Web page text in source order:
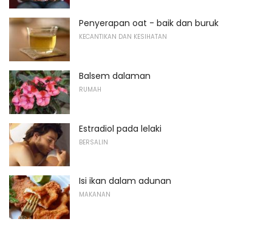
Penyerapan oat - baik dan buruk
KECANTIKAN DAN KESIHATAN
Balsem dalaman
RUMAH
Estradiol pada lelaki
BERSALIN
Isi ikan dalam adunan
MAKANAN